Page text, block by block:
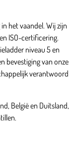
het vaandel. Wij zijn
ISO-certificering.
niveau 5 en
bevestiging van onze
verantwoord
België en Duitsland,